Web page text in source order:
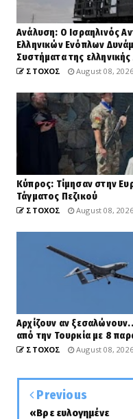
Ανάλυση: Ο Ισραηλινός
Ελληνικών Ενόπλων
Συστήματα της
ΣΤΟΧΟΣ August 08, 2026
Κύπρος: Τίμησαν στην
Τάγματος Πεζικού
ΣΤΟΧΟΣ August 08, 2026
Αρχίζουν αν
από την Τουρκία με 8
ΣΤΟΧΟΣ August 08, 2026
Previous
«Βρε ευλογημένε